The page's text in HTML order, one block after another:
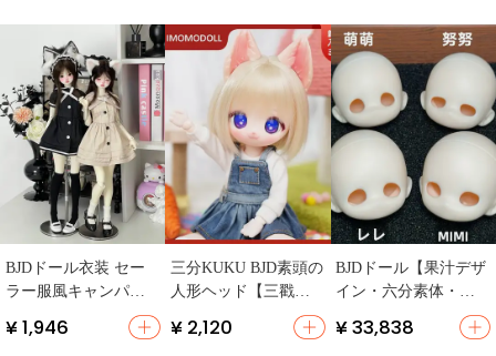
BJDドール衣装 セー
ラー服風キャンパス
ワンピース【甘いデ
ザイン・半袖】
¥ 1,946
三分KUKU BJD素頭の
人形ヘッド【三戳六M
¥ 2,120
BJDドール【果汁デザ
イン・六分素体・素
¥ 33,838